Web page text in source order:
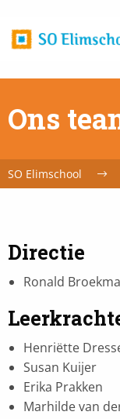
Ons
SO Elimschool
Directie
Ronald
Henriëtte
Susan Kuijer
Erika Prakken
Marhilde van